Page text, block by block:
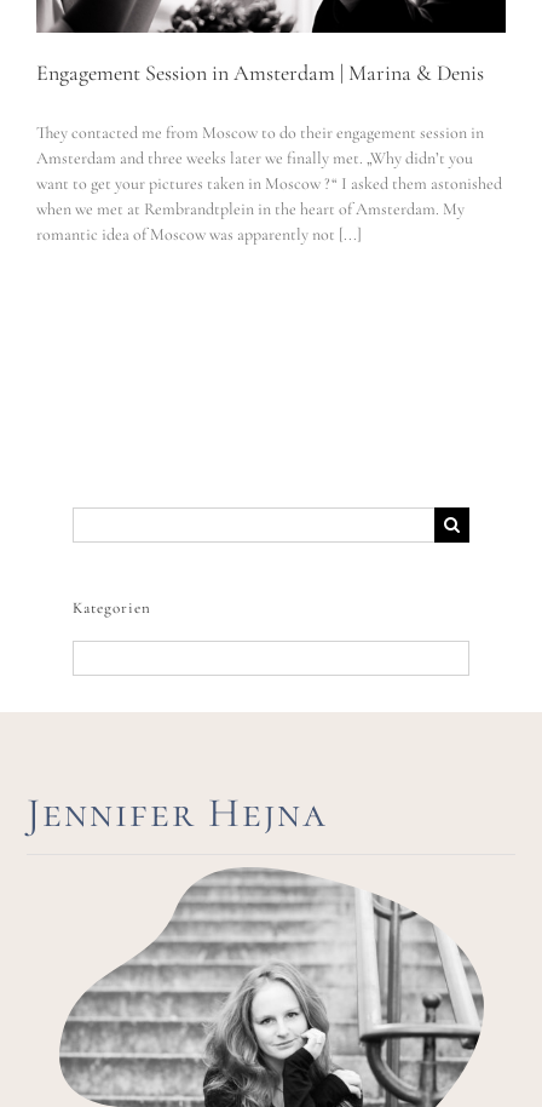
Engagement Session in Amsterdam | Marina & Denis
They contacted me from Moscow to do their engagement session in
Amsterdam and three weeks later we finally met. „Why didn’t you
want to get your pictures taken in Moscow ?“ I asked them astonished
when we met at Rembrandtplein in the heart of Amsterdam. My
romantic idea of Moscow was apparently not [...]
nach:
Kategorien
Jennifer Hejna